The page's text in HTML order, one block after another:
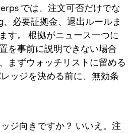
では、注文可否だけでな
必要証拠金、退出ルールま
す。 根拠がニュース一つに
を事前に説明できない場合
まずウォッチリストに留める
ッジを決める前に、無効条
ジ向きですか？ いいえ。注